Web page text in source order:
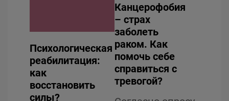
Психологическая
реабилитация:
как
восстановить
силы?
Канцерофобия
– страх
заболеть
раком. Как
помочь себе
справиться с
тревогой?